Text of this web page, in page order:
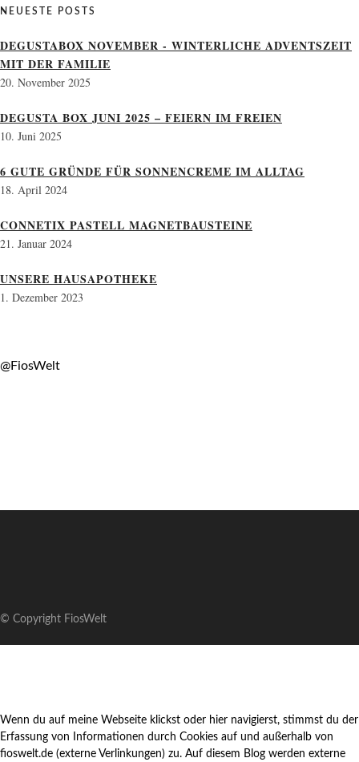
NEUESTE POSTS
DEGUSTABOX NOVEMBER - WINTERLICHE ADVENTSZEIT
MIT DER FAMILIE
20. November 2025
DEGUSTA BOX JUNI 2025 – FEIERN IM FREIEN
10. Juni 2025
6 GUTE GRÜNDE FÜR SONNENCREME IM ALLTAG
18. April 2024
CONNETIX PASTELL MAGNETBAUSTEINE
21. Januar 2024
UNSERE HAUSAPOTHEKE
1. Dezember 2023
@FiosWelt
© Copyright FiosWelt
Wenn du auf meine Webseite klickst oder hier navigierst, stimmst du der
Erfassung von Informationen durch Cookies auf und außerhalb von
fioswelt.de (externe Verlinkungen) zu. Auf diesem Blog werden externe